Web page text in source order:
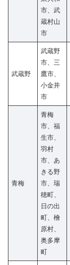
市、武
蔵村山
市
武蔵野
武蔵野
市、三
鷹市、
小金井
市
青梅
青梅
市、福
生市、
羽村
市、あ
きる野
市、瑞
穂町、
日の出
町、檜
原村、
奥多摩
町